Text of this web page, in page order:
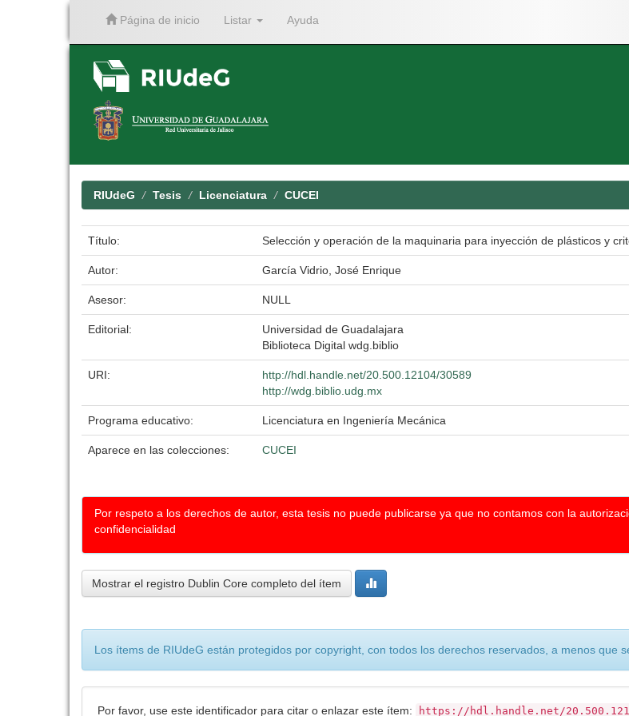
Página de inicio Listar Ayuda
RIUdeG Tesis Licenciatura CUCEI
Título: Selección y operación de la maquinaria para inyección de plásticos y
Autor: García Vidrio, José Enrique
Asesor: NULL
Editorial:
Universidad de Guadalajara
Biblioteca Digital wdg.biblio
URI:
http://hdl.handle.net/20.500.12104/30589
http://wdg.biblio.udg.mx
Programa educativo: Licenciatura en Ingeniería Mecánica
Aparece en las colecciones: CUCEI
Por respeto a los derechos de autor, esta tesis no puede publicarse ya que no contamos con la
confidencialidad
Mostrar el registro Dublin Core completo del ítem
Los ítems de RIUdeG están protegidos por copyright, con todos los derechos reservados, a menos que
Por favor, use este identificador para citar o enlazar este ítem: https://hdl.handle.net/